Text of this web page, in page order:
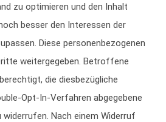
zu optimieren und den Inhalt
besser den Interessen der
Diese personenbezogenen
weitergegeben. Betroffene
die diesbezügliche
Opt-In-Verfahren abgegebene
widerrufen. Nach einem Widerruf